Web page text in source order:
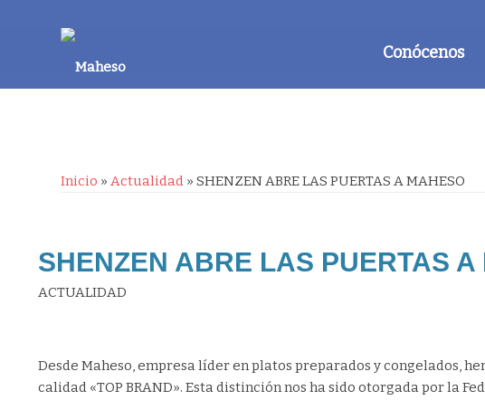
Conócenos
Inicio » Actualidad » SHENZEN ABRE LAS PUERTAS A MAHESO
SHENZEN ABRE LAS PUERTAS A
ACTUALIDAD
Desde Maheso, empresa líder en platos preparados y congelados,
calidad «TOP BRAND». Esta distinción nos ha sido otorgada por la